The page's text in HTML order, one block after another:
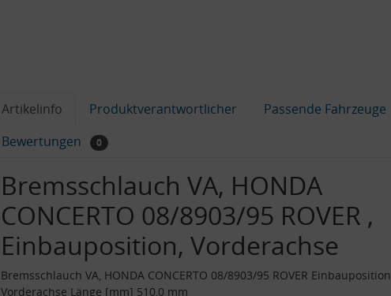
Artikelinfo Produktverantwortlicher Passende Fahrzeuge
Bewertungen
0
Bremsschlauch VA, HONDA
CONCERTO 08/8903/95 ROVER ,
Einbauposition, Vorderachse
Bremsschlauch VA, HONDA CONCERTO 08/8903/95 ROVER Einbauposition
Vorderachse Länge [mm] 510,0 mm